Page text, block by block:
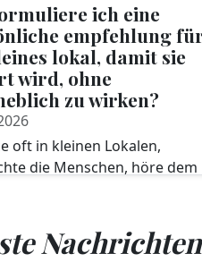
ich eine
empfehlung
lokal, damit sie
wird, ohne
zu wirken?
oft in kleinen Lokalen,
die Menschen, höre dem